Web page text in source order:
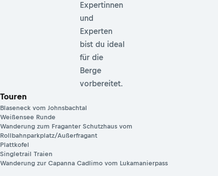
Expertinnen
und
Experten
bist du ideal
für die
Berge
vorbereitet.
Touren
Blaseneck vom Johnsbachtal
Weißensee Runde
Wanderung zum Fraganter Schutzhaus vom
Rollbahnparkplatz/Außerfragant
Plattkofel
Singletrail Traien
Wanderung zur Capanna Cadlimo vom Lukamanierpass